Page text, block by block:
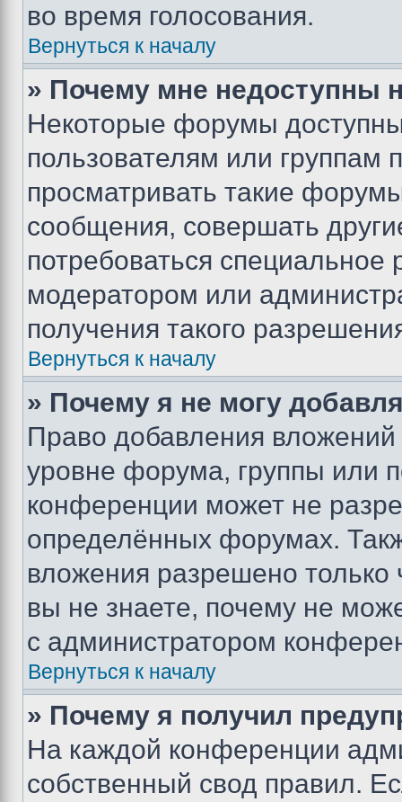
во время голосования.
Вернуться к началу
» Почему мне недоступны
Некоторые форумы
пользователям или группам
просматривать такие
сообщения, совершать
потребоваться
модератором или
получения такого
Вернуться к началу
» Почему я не могу
Право добавления
уровне форума, группы или
конференции может не
определённых форумах.
вложения разрешено
вы не знаете, почему не
с администратором
Вернуться к началу
» Почему я получил
На каждой конференции
собственный свод правил.